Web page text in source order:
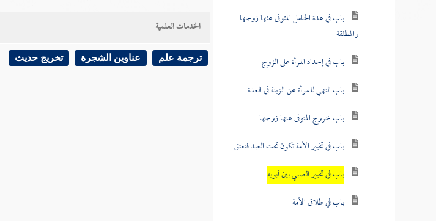
باب في عدة الحامل المتوفى عنها زوجها
والمطلقة
باب في إحداد المرأة على الزوج
باب النهي للمرأة عن الزينة في العدة
باب خروج المتوفى عنها زوجها
باب في تخيير الأمة تكون تحت العبد فتعتق
باب في تخيير الصبي بين أبويه
باب في طلاق الأمة
الخدمات العلمية
ترجمة علم عناوين الشجرة تخريج حديث